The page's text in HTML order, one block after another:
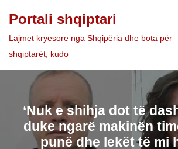
Skip
to
Portali shqiptari
Lajmet kryesore nga Shqipëria dhe bota për
shqiptarët, kudo
‘Nuk e shihja dot të
duke ngarë makinën
punë dhe lekët të mi